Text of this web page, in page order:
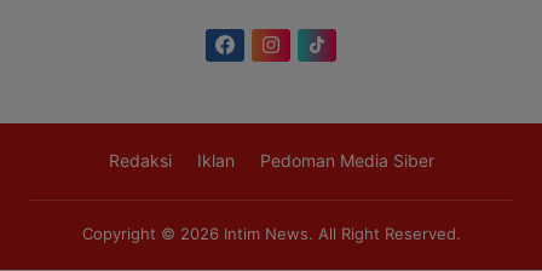
Redaksi Iklan Pedoman Media Siber
Copyright © 2026 Intim News. All Right Reserved.